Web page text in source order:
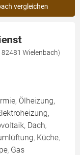
vergleichen
Wielenbach)
Ölheizung,
Dach,
Küche,
Gas